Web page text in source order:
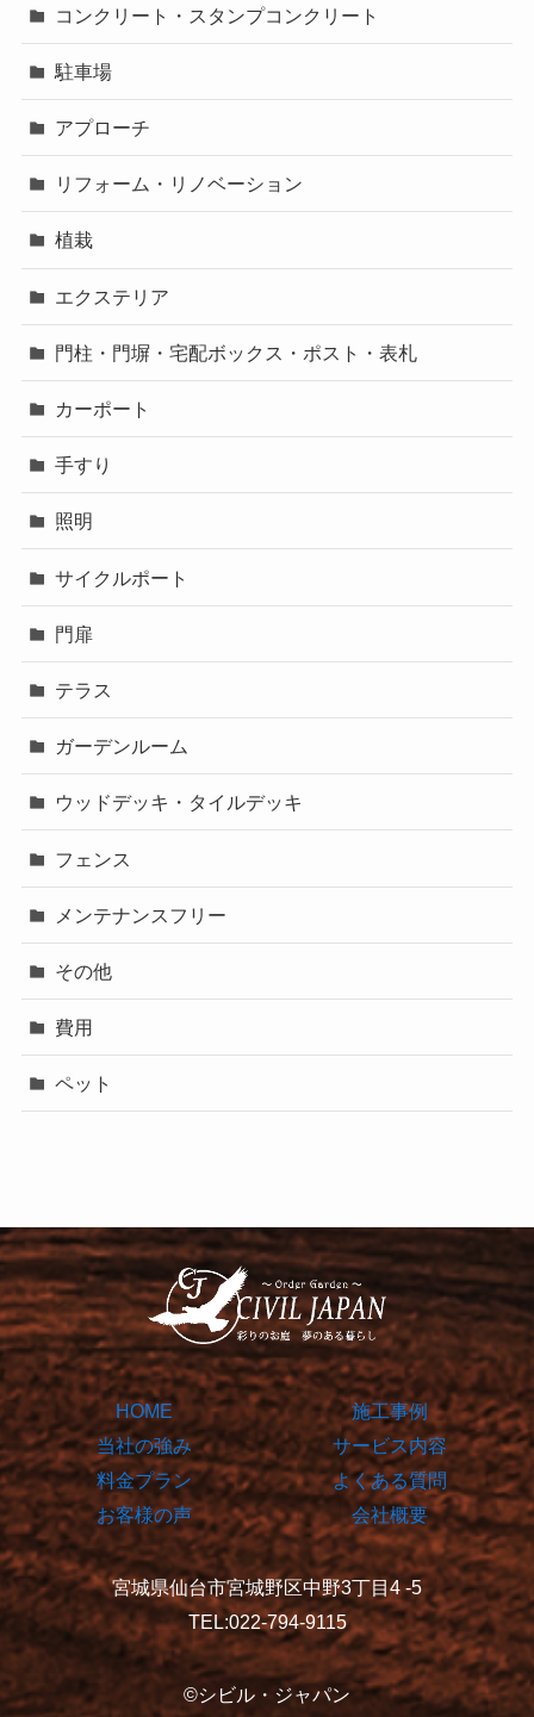
コンクリート・スタンプコンクリート
駐車場
アプローチ
リフォーム・リノベーション
植栽
エクステリア
門柱・門塀・宅配ボックス・ポスト・表札
カーポート
手すり
照明
サイクルポート
門扉
テラス
ガーデンルーム
ウッドデッキ・タイルデッキ
フェンス
メンテナンスフリー
その他
費用
ペット
HOME
施工事例
当社の強み
サービス内容
料金プラン
よくある質問
お客様の声
会社概要
宮城県仙台市宮城野区中野3丁目4 -5
TEL:022-794-9115
©シビル・ジャパン